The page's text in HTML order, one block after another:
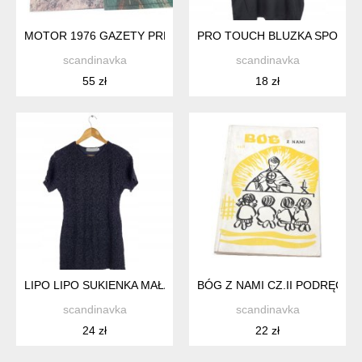
MOTOR 1976 GAZETY PRL 5SZT
scandinavka
55 zł
PRO TOUCH BLUZKA
scandinavka
18 zł
LIPO LIPO SUKIENKA MAŁA CZARNA MINI TŁOCZONY WZÓR
scandinavka
24 zł
BÓG Z NAMI CZ.II
scandinavka
22 zł